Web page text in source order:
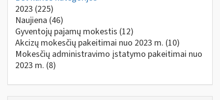
2023 (225)
Naujiena (46)
Gyventojų pajamų mokestis (12)
Akcizų mokesčių pakeitimai nuo 2023 m. (10)
Mokesčių administravimo įstatymo pakeitimai nuo
2023 m. (8)